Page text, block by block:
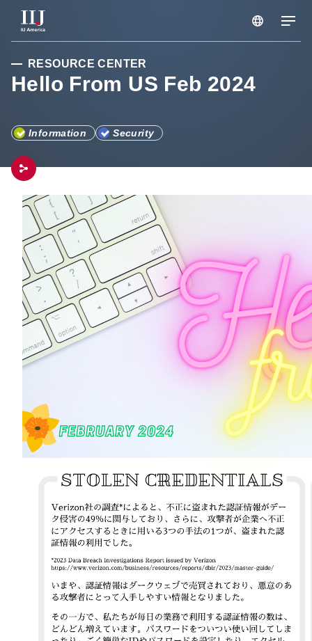
サービス & ソリューション
セミナー
リソース
サポートポータル
メンテナンス情報
お知らせ
企業情報
RESOURCE CENTER
Hello From US Feb 2024
Information Security